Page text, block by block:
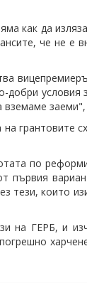
как да
че не е
добри условия
грантовите
по
първия
тези, които
на ГЕРБ, и